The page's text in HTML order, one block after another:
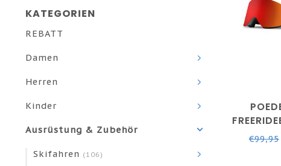
KATEGORIEN
REBATT
Damen
Herren
Kinder
Ausrüstung & Zubehör
Skifahren (106)
€99,95